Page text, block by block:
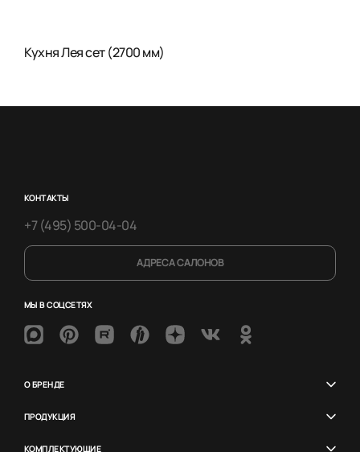
Кухня Лея сет (2700 мм)
КОНТАКТЫ
+7 (495) 500-04-04
АДРЕСА САЛОНОВ
МЫ В СОЦСЕТЯХ
О БРЕНДЕ
ПРОДУКЦИЯ
КОМПЛЕКТУЮЩИЕ